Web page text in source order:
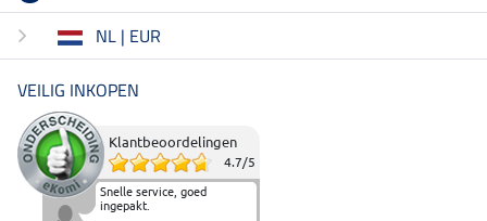
NL | EUR
VEILIG INKOPEN
Klantbeoordelingen
4.7/5
Snelle service, goed
ingepakt.